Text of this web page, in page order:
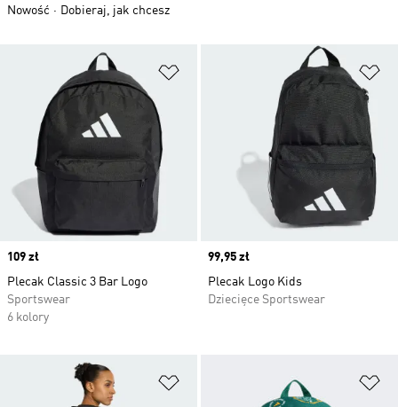
Dodaj do listy życzeń
Price
109 zł
Plecak Classic 3 Bar Logo
Sportswear
6 kolory
Price
99,95 zł
Plecak Logo Kids
Dziecięce Sportswear
Dodaj do listy życzeń
Nowość
Dobieraj, jak chcesz